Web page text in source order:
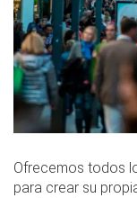
Ofrecemos todos
para crear su